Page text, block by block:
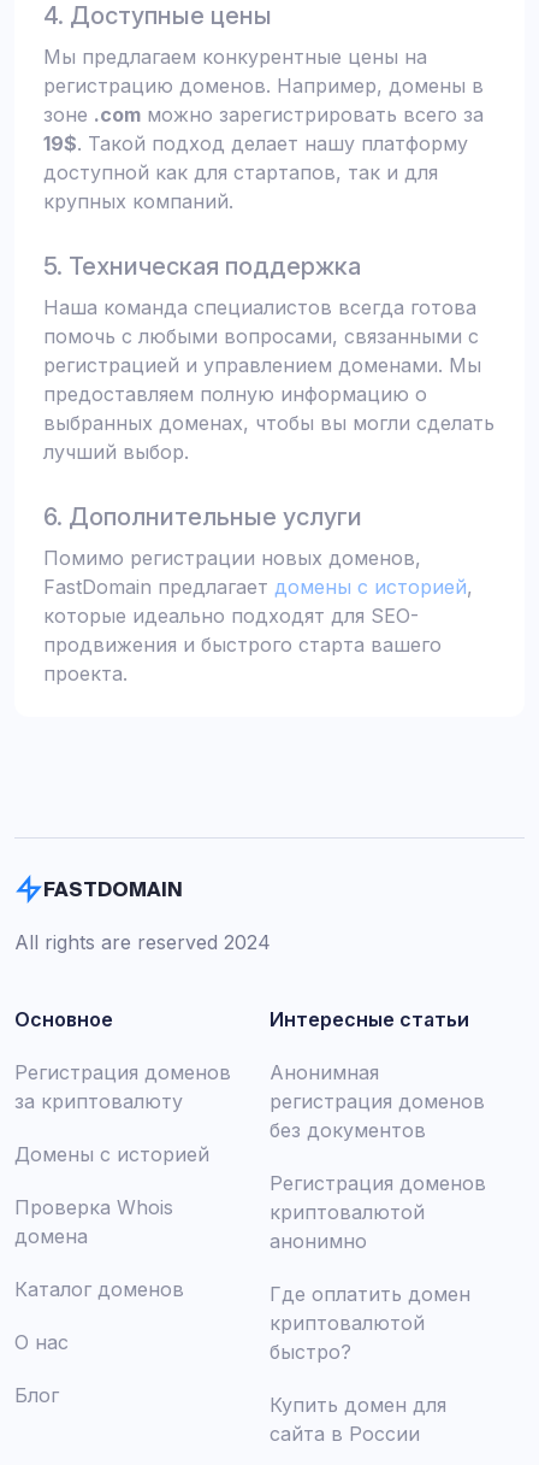
4. Доступные цены
Мы предлагаем конкурентные цены на
регистрацию доменов. Например, домены в
зоне .com можно зарегистрировать всего за
19$. Такой подход делает нашу платформу
доступной как для стартапов, так и для
крупных компаний.
5. Техническая поддержка
Наша команда специалистов всегда готова
помочь с любыми вопросами, связанными с
регистрацией и управлением доменами. Мы
предоставляем полную информацию о
выбранных доменах, чтобы вы могли сделать
лучший выбор.
6. Дополнительные услуги
Помимо регистрации новых доменов,
FastDomain предлагает домены с историей,
которые идеально подходят для SEO-
продвижения и быстрого старта вашего
проекта.
FASTDOMAIN
All rights are reserved 2024
Основное
Регистрация доменов
за криптовалюту
Домены с историей
Проверка Whois
домена
Каталог доменов
О нас
Блог
Интересные статьи
Анонимная
регистрация доменов
без документов
Регистрация доменов
криптовалютой
анонимно
Где оплатить домен
криптовалютой
быстро?
Купить домен для
сайта в России